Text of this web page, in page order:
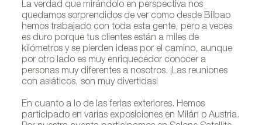
La verdad que mirándolo en perspectiva nos
quedamos sorprendidos de ver como desde Bilbao
hemos trabajado con toda esta gente, pero a veces
es duro porque tus clientes están a miles de
kilómetros y se pierden ideas por el camino, aunque
por otro lado es muy enriquecedor conocer a
personas muy diferentes a nosotros. ¡Las reuniones
con asiáticos, son muy divertidas!
En cuanto a lo de las ferias exteriores. Hemos
participado en varias exposiciones en Milán o Austria.